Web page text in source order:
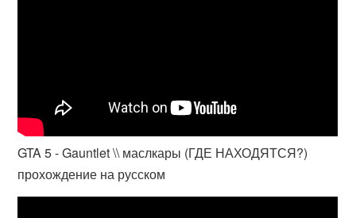
GTA 5 - Gauntlet \\ маслкары (ГДЕ НАХОДЯТСЯ?)
прохождение на русском